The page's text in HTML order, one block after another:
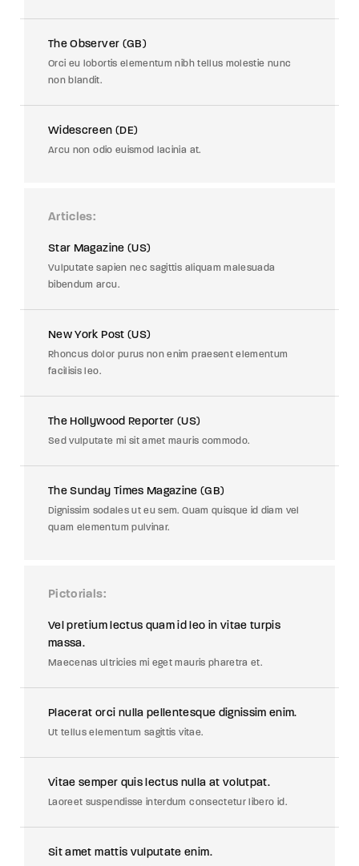
The Observer (GB)
Orci eu lobortis elementum nibh tellus molestie nunc
non blandit.
Widescreen (DE)
Arcu non odio euismod lacinia at.
Articles
Star Magazine (US)
Vulputate sapien nec sagittis aliquam malesuada
bibendum arcu.
New York Post (US)
Rhoncus dolor purus non enim praesent elementum
facilisis leo.
The Hollywood Reporter (US)
Sed vulputate mi sit amet mauris commodo.
The Sunday Times Magazine (GB)
Dignissim sodales ut eu sem. Quam quisque id diam vel
quam elementum pulvinar.
Pictorials
Vel pretium lectus quam id leo in vitae turpis
massa.
Maecenas ultricies mi eget mauris pharetra et.
Placerat orci nulla pellentesque dignissim enim.
Ut tellus elementum sagittis vitae.
Vitae semper quis lectus nulla at volutpat.
Laoreet suspendisse interdum consectetur libero id.
Sit amet mattis vulputate enim.